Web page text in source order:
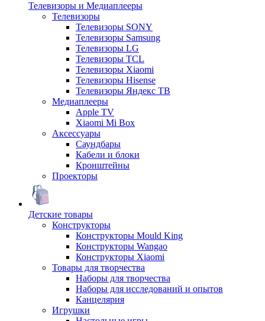
Телевизоры и Медиаплееры
Телевизоры
Телевизоры SONY
Телевизоры Samsung
Телевизоры LG
Телевизоры TCL
Телевизоры Xiaomi
Телевизоры Hisense
Телевизоры Яндекс ТВ
Медиаплееры
Apple TV
Xiaomi Mi Box
Аксессуары
Саундбары
Кабели и блоки
Кронштейны
Проекторы
Детские товары
Конструкторы
Конструкторы Mould King
Конструкторы Wangao
Конструкторы Xiaomi
Товары для творчества
Наборы для творчества
Наборы для исследований и опытов
Канцелярия
Игрушки